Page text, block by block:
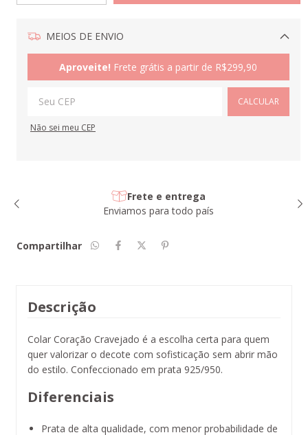
MEIOS DE ENVIO
Aproveite! Frete grátis a partir de R$299,90
CALCULAR
Não sei meu CEP
Frete e entrega
Enviamos para todo país
Compartilhar
Descrição
Colar Coração Cravejado é a escolha certa para quem
quer valorizar o decote com sofisticação sem abrir mão
do estilo. Confeccionado em prata 925/950.
Diferenciais
Prata de alta qualidade, com menor probabilidade de